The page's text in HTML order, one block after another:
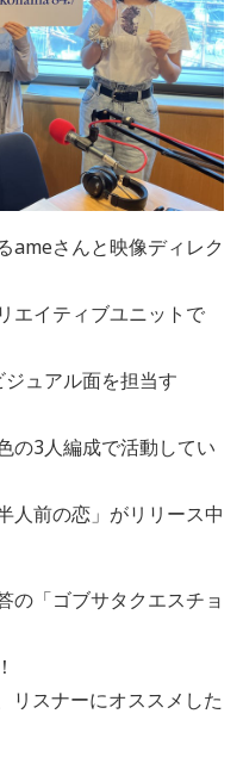
ameさんと映像ディレク
エイティブユニットで
ュアル面を担当す
の3人編成で活動してい
人前の恋」がリリース中
の「ゴブサタクエスチョ
リスナーにオススメした